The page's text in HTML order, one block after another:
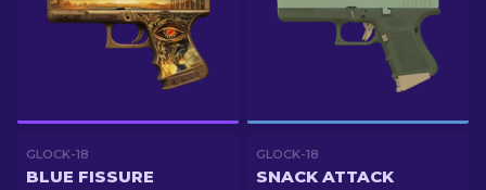
GLOCK-18
BLUE FISSURE
GLOCK-18
SNACK ATTACK